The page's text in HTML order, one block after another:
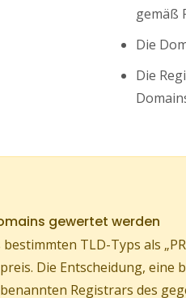
gemäß
Die
Die
gewertet werden
TLD-Typs als
Die Entscheidung, eine
Registrars des